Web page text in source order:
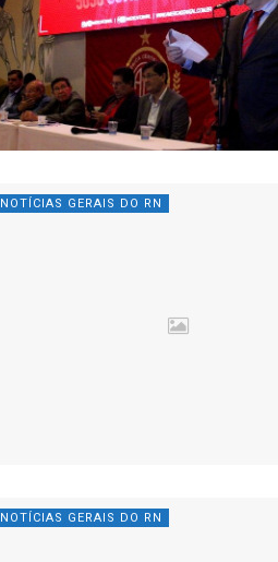
NOTÍCIAS GERAIS DO RN
NOTÍCIAS GERAIS DO RN